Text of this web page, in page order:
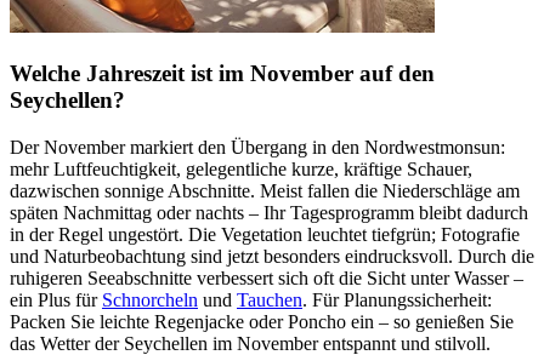
Welche Jahreszeit ist im November auf den
Seychellen?
Der November markiert den Übergang in den Nordwestmonsun:
mehr Luftfeuchtigkeit, gelegentliche kurze, kräftige Schauer,
dazwischen sonnige Abschnitte. Meist fallen die Niederschläge am
späten Nachmittag oder nachts – Ihr Tagesprogramm bleibt dadurch
in der Regel ungestört. Die Vegetation leuchtet tiefgrün; Fotografie
und Naturbeobachtung sind jetzt besonders eindrucksvoll. Durch die
ruhigeren Seeabschnitte verbessert sich oft die Sicht unter Wasser –
ein Plus für Schnorcheln und Tauchen. Für Planungssicherheit:
Packen Sie leichte Regenjacke oder Poncho ein – so genießen Sie
das Wetter der Seychellen im November entspannt und stilvoll.